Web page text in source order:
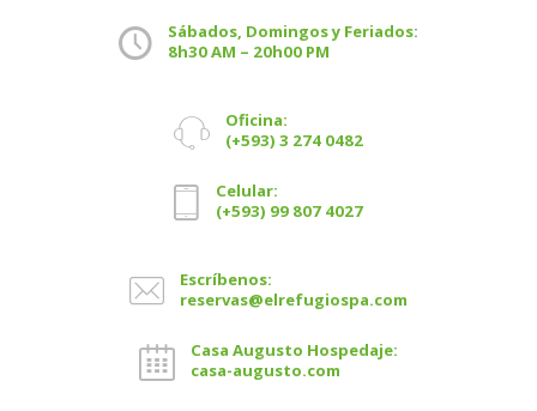
Sábados, Domingos y Feriados:
8h30 AM – 20h00 PM
Oficina:
(+593) 3 274 0482
Celular:
(+593) 99 807 4027
Escríbenos:
reservas@elrefugiospa.com
Casa Augusto Hospedaje:
casa-augusto.com